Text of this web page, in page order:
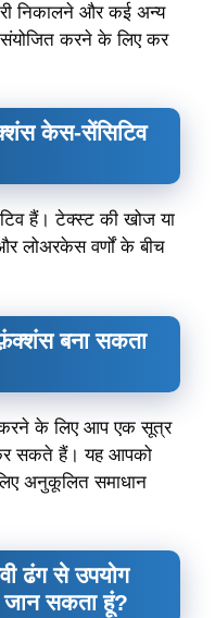
निकालने और कई अन्य
संयोजित करने के लिए कर
केस-सेंसिटिव
हैं। टेक्स्ट की खोज या
लोअरकेस वर्णों के बीच
बना सकता
करने के लिए आप एक सूत्र
सकते हैं। यह आपको
अनुकूलित समाधान
ढंग से उपयोग
सकता हूं?